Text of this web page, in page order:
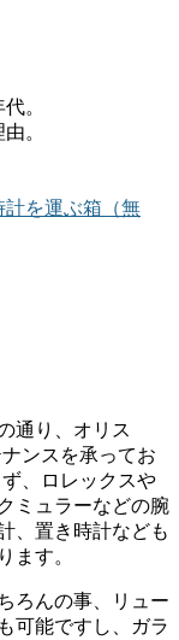
。
。
計を運ぶ箱（無
通り、オリス
ンスを承ってお
、ロレックスや
ミュラーなどの腕
、置き時計なども
ます。
ろんの事、リュー
可能ですし、ガラ